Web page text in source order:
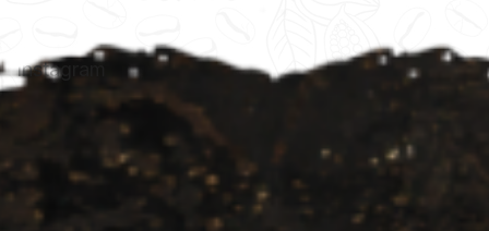
t
í
Instagram